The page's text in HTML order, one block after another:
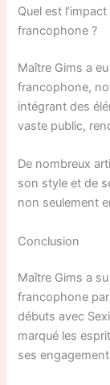
Quel est
francophone ?
Maître Gims a
francophone,
intégrant des
vaste public,
De nombreux
son style et de
non seulement
Conclusion
Maître Gims a
francophone
débuts avec
marqué les
ses